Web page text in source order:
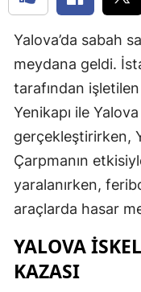
Yalova’da sabah
meydana geldi.
tarafından
Yenikapı ile
gerçekleştirirken,
Çarpmanın
yaralanırken,
araçlarda hasar
YALOVA
KAZASI